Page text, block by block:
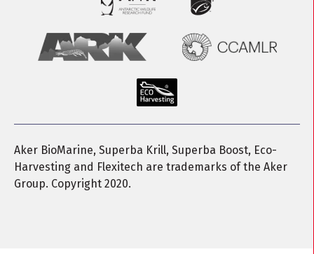
Aker BioMarine, Superba Krill, Superba Boost, Eco-
Harvesting and Flexitech are trademarks of the Aker
Group. Copyright 2020.